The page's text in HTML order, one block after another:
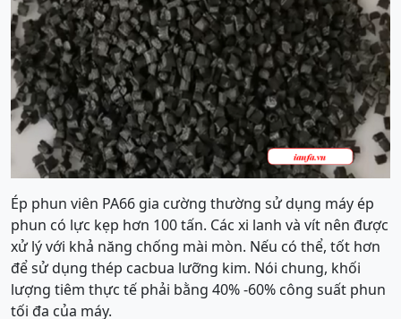
Ép phun viên PA66 gia cường thường sử dụng máy ép
phun có lực kẹp hơn 100 tấn. Các xi lanh và vít nên được
xử lý với khả năng chống mài mòn. Nếu có thể, tốt hơn
để sử dụng thép cacbua lưỡng kim. Nói chung, khối
lượng tiêm thực tế phải bằng 40% -60% công suất phun
tối đa của máy.